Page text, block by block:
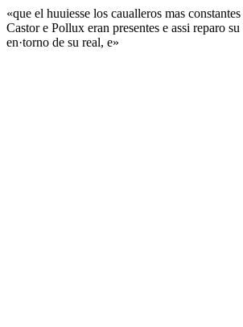
«que el huuiesse los caualleros mas
Castor e Pollux eran presentes e assi reparo
en·torno de su real, e»